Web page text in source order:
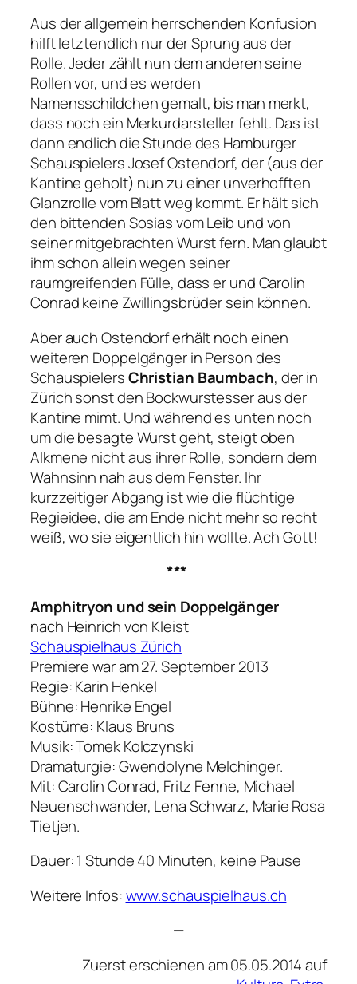
Aus der allgemein herrschenden Konfusion
hilft letztendlich nur der Sprung aus der
Rolle. Jeder zählt nun dem anderen seine
Rollen vor, und es werden
Namensschildchen gemalt, bis man merkt,
dass noch ein Merkurdarsteller fehlt. Das ist
dann endlich die Stunde des Hamburger
Schauspielers Josef Ostendorf, der (aus der
Kantine geholt) nun zu einer unverhofften
Glanzrolle vom Blatt weg kommt. Er hält sich
den bittenden Sosias vom Leib und von
seiner mitgebrachten Wurst fern. Man glaubt
ihm schon allein wegen seiner
raumgreifenden Fülle, dass er und Carolin
Conrad keine Zwillingsbrüder sein können.
Aber auch Ostendorf erhält noch einen
weiteren Doppelgänger in Person des
SchauspielersChristian Baumbach, der in
Zürich sonst den Bockwurstesser aus der
Kantine mimt. Und während es unten noch
um die besagte Wurst geht, steigt oben
Alkmene nicht aus ihrer Rolle, sondern dem
Wahnsinn nah aus dem Fenster. Ihr
kurzzeitiger Abgang ist wie die flüchtige
Regieidee, die am Ende nicht mehr so recht
weiß, wo sie eigentlich hin wollte. Ach Gott!
***
Amphitryon und sein Doppelgänger
nach Heinrich von Kleist
Schauspielhaus Zürich
Premiere war am 27. September 2013
Regie: Karin Henkel
Bühne: Henrike Engel
Kostüme: Klaus Bruns
Musik: Tomek Kolczynski
Dramaturgie: Gwendolyne Melchinger.
Mit: Carolin Conrad, Fritz Fenne, Michael
Neuenschwander, Lena Schwarz, Marie Rosa
Tietjen.
Dauer: 1 Stunde 40 Minuten, keine Pause
Weitere Infos:www.schauspielhaus.ch
—
Zuerst erschienen am 05.05.2014 auf